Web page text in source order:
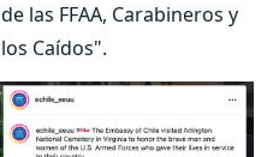
las FFAA, Carabineros y
Caídos".